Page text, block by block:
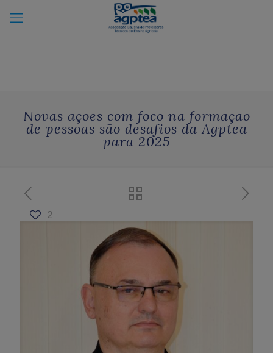
Novas ações com foco na formação
de pessoas são desafios da Agptea
para 2025
2